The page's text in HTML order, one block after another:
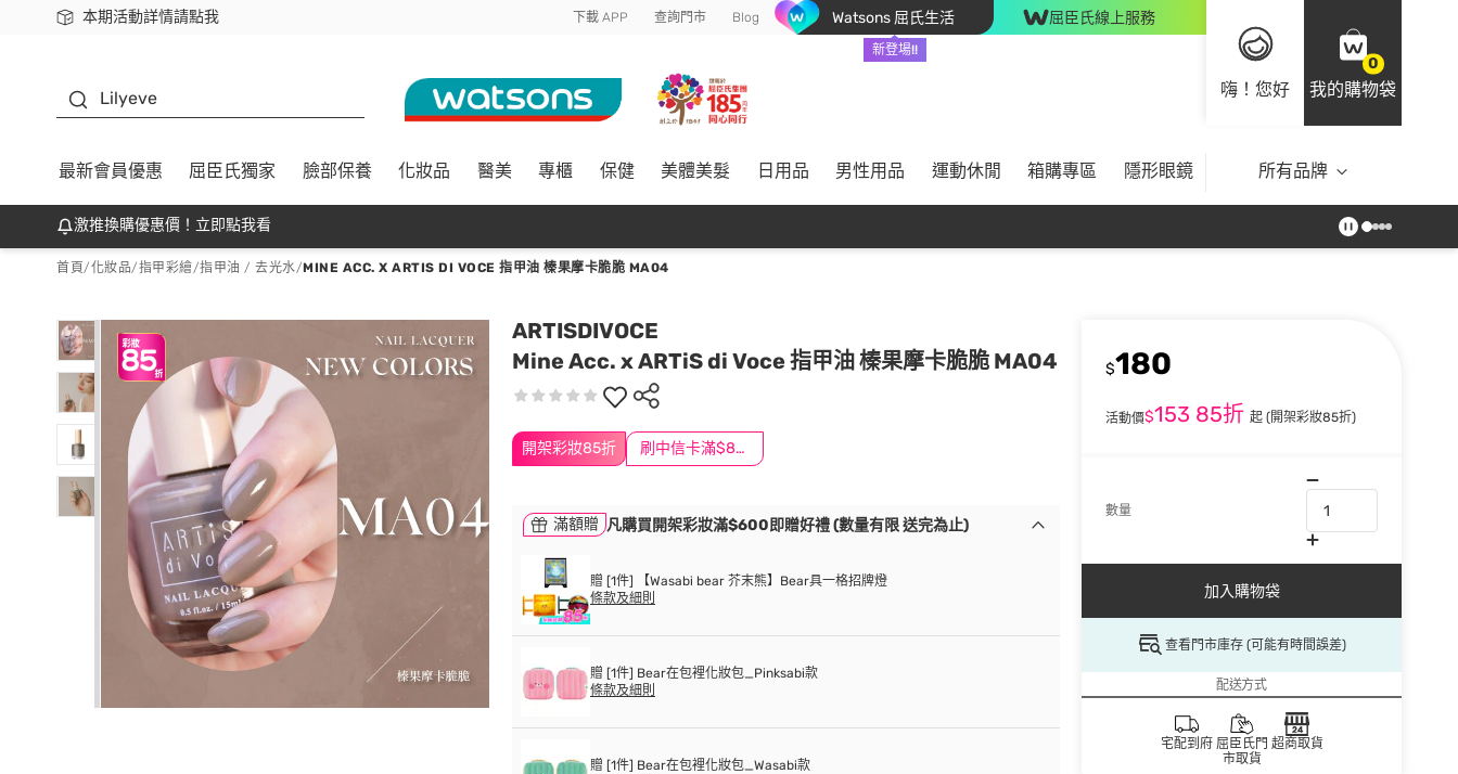
本期活動詳情請點我
下載app最高回饋$350 下載 APP 查詢門市 Blog Watsons 屈氏生活
新登場!!
屈臣氏線上服務
嗨！您好
0
我的購物袋
Lilyeve
最新會員優惠 屈臣氏獨家 臉部保養 化妝品 醫美 專櫃 保健 美體美髮 日用品 男性用品 運動休閒 箱購專區 隱形眼鏡 所有品牌
激推換購優惠價！立即點我看
首頁/化妝品/指甲彩繪/指甲油 / 去光水/MINE ACC. X ARTIS DI VOCE 指甲油 榛果摩卡脆脆 MA04
ARTISDIVOCE
Mine Acc. x ARTiS di Voce 指甲油 榛果摩卡脆脆 MA04
開架彩妝85折 刷中信卡滿$888送3萬點
$180
活動價$153 85折 起 (開架彩妝85折)
數量
加入購物袋
查看門市庫存 (可能有時間誤差)
配送方式
宅配到府 屈臣氏門
市取貨
超商取貨
滿額贈 凡購買開架彩妝滿$600即贈好禮 (數量有限 送完為止)
贈 [1件] 【Wasabi bear 芥末熊】Bear具一格招牌燈
條款及細則
贈 [1件] Bear在包裡化妝包_Pinksabi款
條款及細則
贈 [1件] Bear在包裡化妝包_Wasabi款